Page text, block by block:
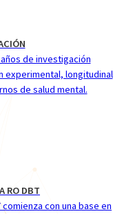
de investigación
experimental, longitudinal
de salud mental.
RO DBT
con una base en